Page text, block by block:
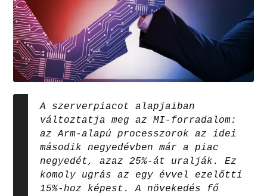
A szerverpiacot alapjaiban
változtatja meg az MI-forradalom:
az Arm-alapú processzorok az idei
második negyedévben már a piac
negyedét, azaz 25%-át uralják. Ez
komoly ugrás az egy évvel ezelőtti
15%-hoz képest. A növekedés fő